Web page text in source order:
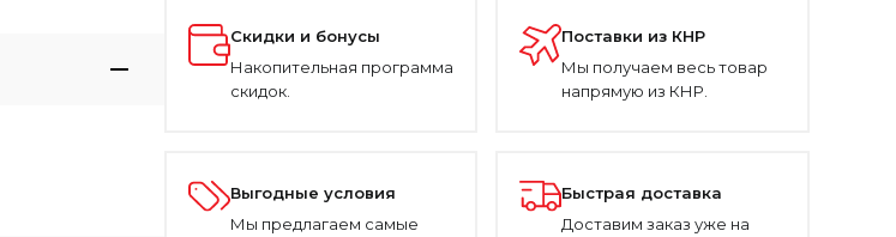
Скидки и бонусы
Накопительная программа
скидок.
Поставки из КНР
Мы получаем весь товар
напрямую из КНР.
Выгодные условия
Мы предлагаем самые
Быстрая доставка
Доставим заказ уже на